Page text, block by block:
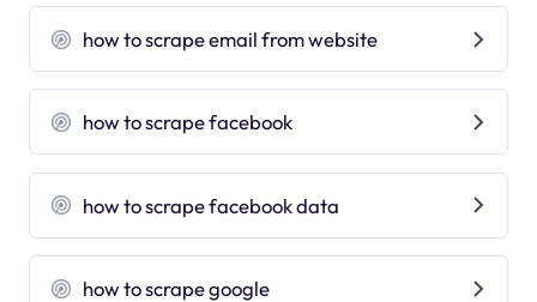
how to scrape email from website
how to scrape facebook
how to scrape facebook data
how to scrape google